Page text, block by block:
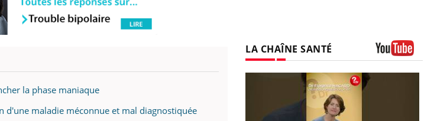
la phase maniaque
d'une maladie méconnue et mal diagnostiquée
LA CHAÎNE SANTÉ